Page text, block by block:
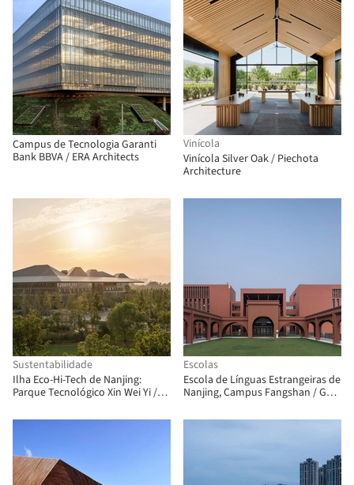
Campus de Tecnologia Garanti
Bank BBVA / ERA Architects
Vinícola
Vinícola Silver Oak / Piechota
Architecture
Sustentabilidade
Ilha Eco-Hi-Tech de Nanjing:
Parque Tecnológico Xin Wei Yi /
Escolas
Escola de Línguas Estrangeiras de
Nanjing, Campus Fangshan / GLA